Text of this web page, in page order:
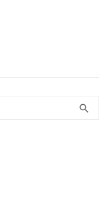
search